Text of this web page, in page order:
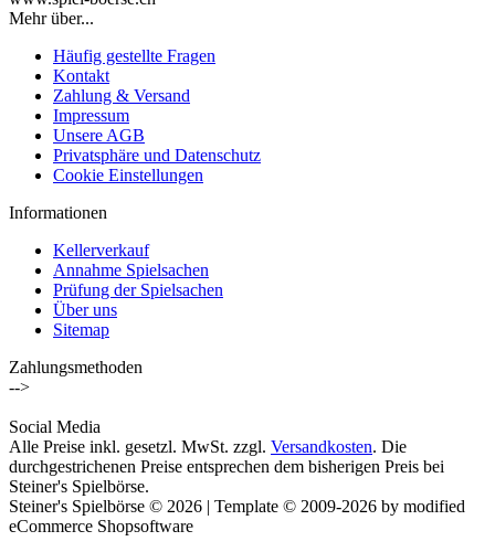
Mehr über...
Häufig gestellte Fragen
Kontakt
Zahlung & Versand
Impressum
Unsere AGB
Privatsphäre und Datenschutz
Cookie Einstellungen
Informationen
Kellerverkauf
Annahme Spielsachen
Prüfung der Spielsachen
Über uns
Sitemap
Zahlungsmethoden
-->
Social Media
Alle Preise inkl. gesetzl. MwSt. zzgl. Versandkosten. Die
durchgestrichenen Preise entsprechen dem bisherigen Preis bei
Steiner's Spielbörse.
Steiner's Spielbörse © 2026 | Template © 2009-2026 by modified
eCommerce Shopsoftware